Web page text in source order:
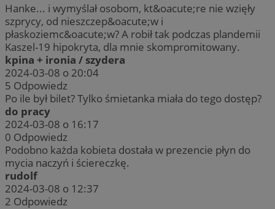
Hanke... i wymyślał osobom, kt&oacute;re nie wzięły
szprycy, od nieszczep&oacute;w i
płaskoziemc&oacute;w? A robił tak podczas plandemii
Kaszel-19 hipokryta, dla mnie skompromitowany.
kpina + ironia / szydera
2024-03-08 o 20:04
5 Odpowiedz
Po ile był bilet? Tylko śmietanka miała do tego dostęp?
do pracy
2024-03-08 o 16:17
0 Odpowiedz
Podobno każda kobieta dostała w prezencie płyn do
mycia naczyń i ściereczkę.
rudolf
2024-03-08 o 12:37
2 Odpowiedz